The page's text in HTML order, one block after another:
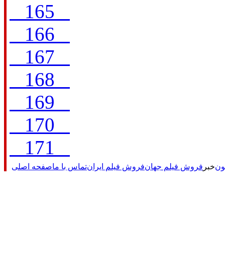
165
166
167
168
169
170
171
صفحه اصلیتماس با مافروش فیلم ایرانفروش فیلم جهان خبر